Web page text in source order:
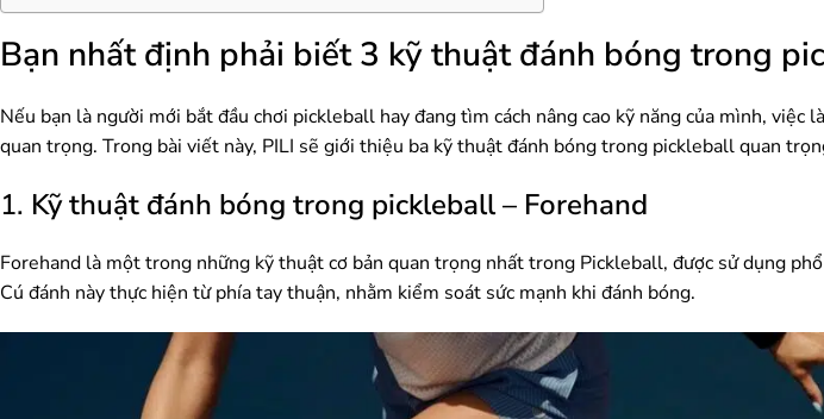
Bạn nhất định phải biết 3 kỹ thuật đánh bóng trong
Nếu bạn là người mới bắt đầu chơi pickleball hay đang tìm cách nâng cao kỹ năng của mình, việc
quan trọng. Trong bài viết này, PILI sẽ giới thiệu ba kỹ thuật đánh bóng trong pickleball quan
1. Kỹ thuật đánh bóng trong pickleball – Forehand
Forehand là một trong những kỹ thuật cơ bản quan trọng nhất trong Pickleball, được sử dụng
Cú đánh này thực hiện từ phía tay thuận, nhằm kiểm soát sức mạnh khi đánh bóng.